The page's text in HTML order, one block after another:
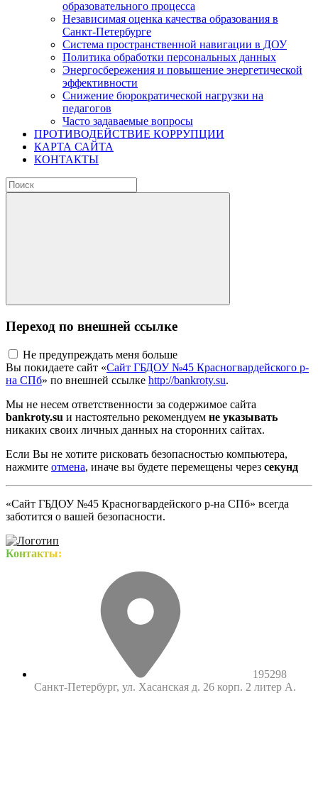
образовательного процесса
Независимая оценка качества образования в
Санкт-Петербурге
Система пространственной навигации в ДОУ
Политика обработки персональных данных
Энергосбережения и повышение энергетической
эффективности
Снижение бюрократической нагрузки на
педагогов
Часто задаваемые вопросы
ПРОТИВОДЕЙСТВИЕ КОРРУПЦИИ
КАРТА САЙТА
КОНТАКТЫ
Переход по внешней ссылке
Не предупреждать меня больше
Вы покидаете сайт «Сайт ГБДОУ №45 Красногвардейского р-
на СПб» по внешней ссылке http://bankroty.su.
Мы не несем ответственности за содержимое сайта
bankroty.su и настоятельно рекомендуем не указывать
никаких своих личных данных на сторонних сайтах.
Если Вы не хотите рисковать безопасностью компьютера,
нажмите отмена, иначе вы будете перемещены через секунд
«Сайт ГБДОУ №45 Красногвардейского р-на СПб» всегда
заботится о вашей безопасности.
Контакты:
195298
Санкт-Петербург, ул. Хасанская д. 26 корп. 2 литер А.